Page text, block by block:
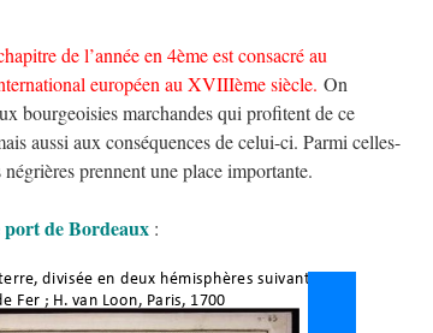
de l’année en 4ème est consacré au
européen au XVIIIème siècle. On
bourgeoisies marchandes qui profitent de ce
aussi aux conséquences de celui-ci. Parmi celles-
prennent une place importante.
de Bordeaux :